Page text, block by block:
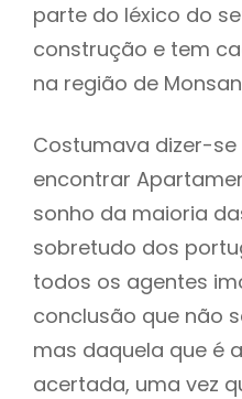
parte do léxico do
construção e tem
na região de
Costumava dizer-se
encontrar
sonho da maioria
sobretudo dos
todos os agentes
conclusão que não
mas daquela que é
acertada, uma vez